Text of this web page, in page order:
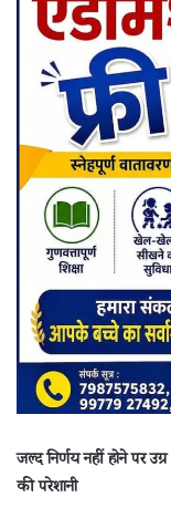
जल्द निर्णय नहीं होने पर
की परेशानी